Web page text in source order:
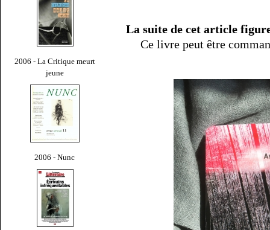
2006 - La Critique meurt
jeune
2006 - Nunc
La suite de cet article
Ce livre peut être